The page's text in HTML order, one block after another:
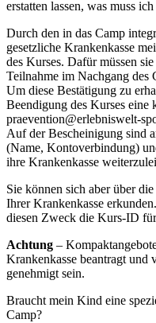
erstatten lassen, was muss
Durch den in das Camp
gesetzliche Krankenkasse
des Kurses. Dafür müssen
Teilnahme im Nachgang des
Um diese Bestätigung zu
Beendigung des Kurses eine
praevention@erlebniswelt-
Auf der Bescheinigung sind
(Name, Kontoverbindung)
ihre Krankenkasse
Sie können sich aber über
Ihrer Krankenkasse
diesen Zweck die Kurs-ID
Achtung –
Krankenkasse beantragt und
genehmigt sein.
Braucht mein Kind eine
Camp?